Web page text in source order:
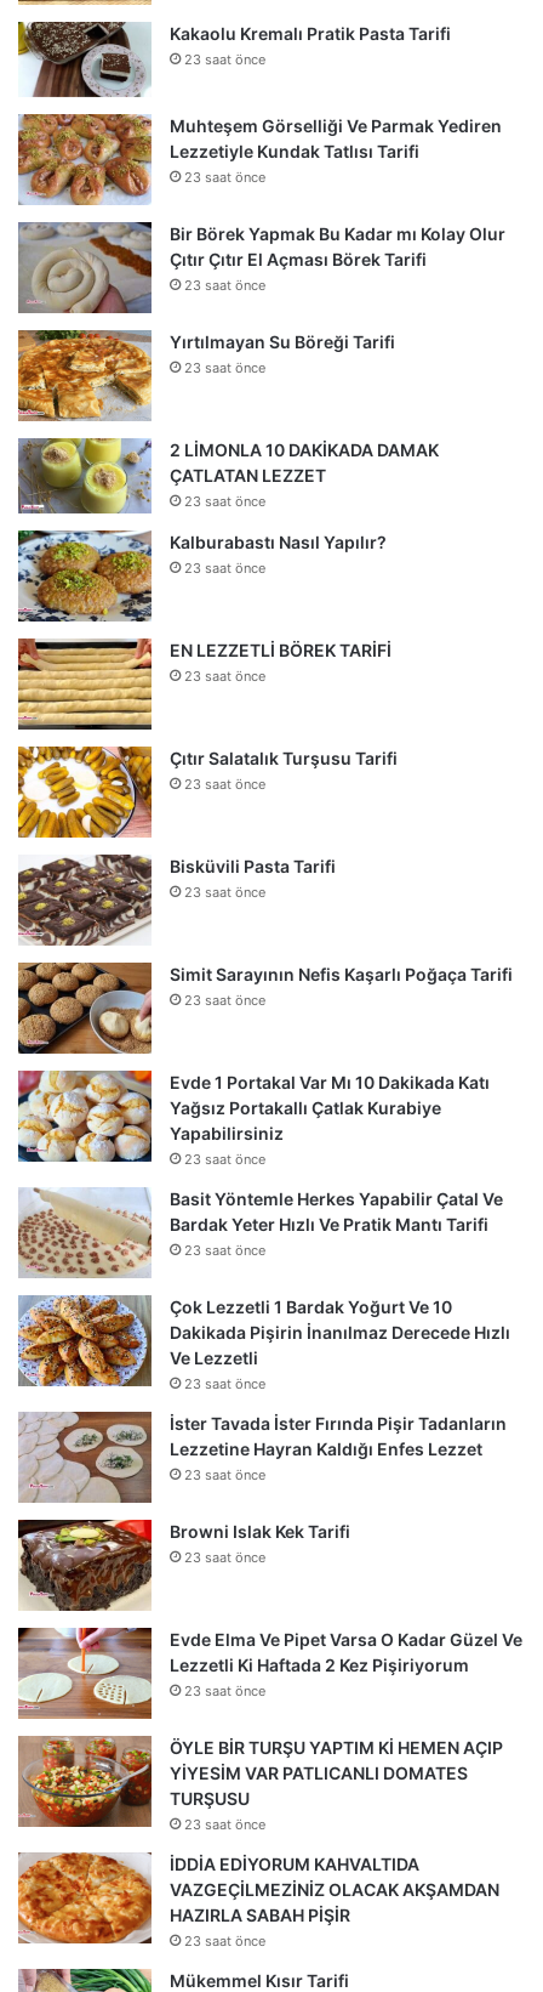
Kakaolu Kremalı Pratik Pasta Tarifi
23 saat önce
Muhteşem Görselliği Ve Parmak Yediren
Lezzetiyle Kundak Tatlısı Tarifi
23 saat önce
Bir Börek Yapmak Bu Kadar mı Kolay Olur
Çıtır Çıtır El Açması Börek Tarifi
23 saat önce
Yırtılmayan Su Böreği Tarifi
23 saat önce
2 LİMONLA 10 DAKİKADA DAMAK
ÇATLATAN LEZZET
23 saat önce
Kalburabastı Nasıl Yapılır?
23 saat önce
EN LEZZETLİ BÖREK TARİFİ
23 saat önce
Çıtır Salatalık Turşusu Tarifi
23 saat önce
Bisküvili Pasta Tarifi
23 saat önce
Simit Sarayının Nefis Kaşarlı Poğaça Tarifi
23 saat önce
Evde 1 Portakal Var Mı 10 Dakikada Katı
Yağsız Portakallı Çatlak Kurabiye
Yapabilirsiniz
23 saat önce
Basit Yöntemle Herkes Yapabilir Çatal Ve
Bardak Yeter Hızlı Ve Pratik Mantı Tarifi
23 saat önce
Çok Lezzetli 1 Bardak Yoğurt Ve 10
Dakikada Pişirin İnanılmaz Derecede Hızlı
Ve Lezzetli
23 saat önce
İster Tavada İster Fırında Pişir Tadanların
Lezzetine Hayran Kaldığı Enfes Lezzet
23 saat önce
Browni Islak Kek Tarifi
23 saat önce
Evde Elma Ve Pipet Varsa O Kadar Güzel Ve
Lezzetli Ki Haftada 2 Kez Pişiriyorum
23 saat önce
ÖYLE BİR TURŞU YAPTIM Kİ HEMEN AÇIP
YİYESİM VAR PATLICANLI DOMATES
TURŞUSU
23 saat önce
İDDİA EDİYORUM KAHVALTIDA
VAZGEÇİLMEZİNİZ OLACAK AKŞAMDAN
HAZIRLA SABAH PİŞİR
23 saat önce
Mükemmel Kısır Tarifi